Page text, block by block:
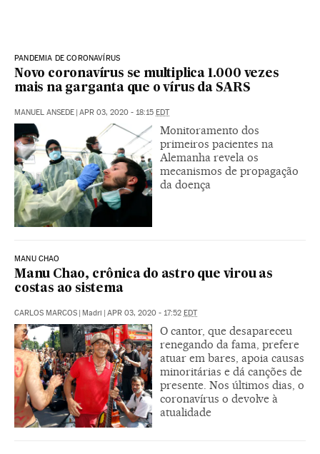
PANDEMIA DE CORONAVÍRUS
Novo coronavírus se multiplica 1.000 vezes
mais na garganta que o vírus da SARS
MANUEL ANSEDE APR 03, 2020 - 18:15 EDT
Monitoramento dos
primeiros pacientes na
Alemanha revela os
mecanismos de propagação
da doença
MANU CHAO
Manu Chao, crônica do astro que virou as
costas ao sistema
CARLOS MARCOS Madri APR 03, 2020 - 17:52 EDT
O cantor, que desapareceu
renegando da fama, prefere
atuar em bares, apoia causas
minoritárias e dá canções de
presente. Nos últimos dias, o
coronavírus o devolve à
atualidade